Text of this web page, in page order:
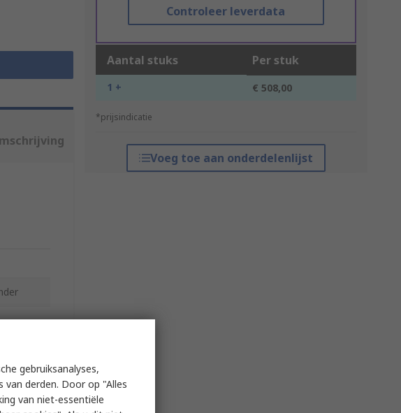
Controleer leverdata
Aantal stuks Per stuk
1 + € 508,00
*prijsindicatie
Voeg toe aan onderdelenlijst
gebruiksanalyses,
derden. Door op "Alles
van niet-essentiële